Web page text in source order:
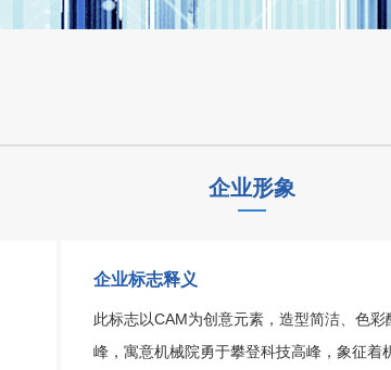
企业形象
企业标志释义
此标志以CAM为创意元素，造型简洁、色
峰，寓意机械院勇于攀登科技高峰，象征